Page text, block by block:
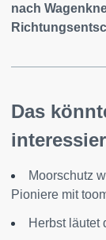
nach
Das
Moorschutz
Pioniere mit
Herbst läutet